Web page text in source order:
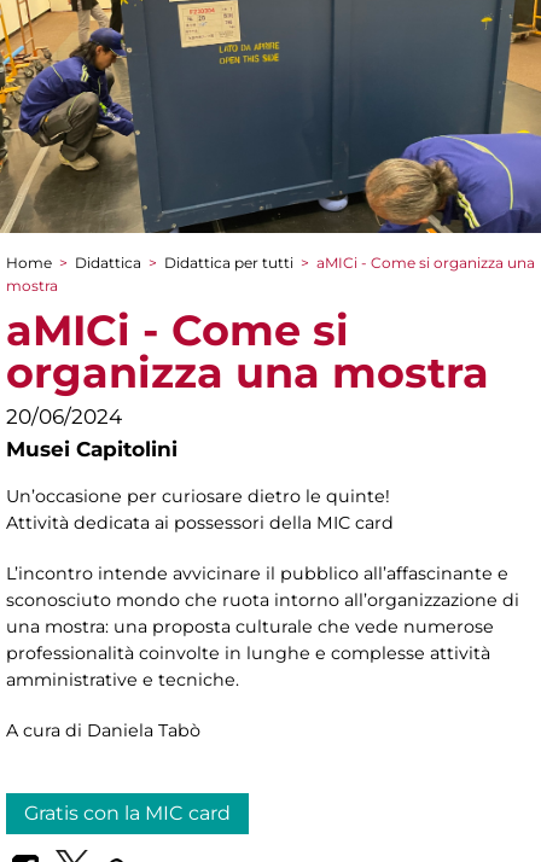
Tu sei qui
Home > Didattica > Didattica per tutti > aMICi - Come si organizza una
mostra
aMICi - Come si
organizza una mostra
20/06/2024
Musei Capitolini
Un’occasione per curiosare dietro le quinte!
Attività dedicata ai possessori della MIC card
L’incontro intende avvicinare il pubblico all’affascinante e
sconosciuto mondo che ruota intorno all’organizzazione di
una mostra: una proposta culturale che vede numerose
professionalità coinvolte in lunghe e complesse attività
amministrative e tecniche.
A cura di Daniela Tabò
Gratis con la MIC card